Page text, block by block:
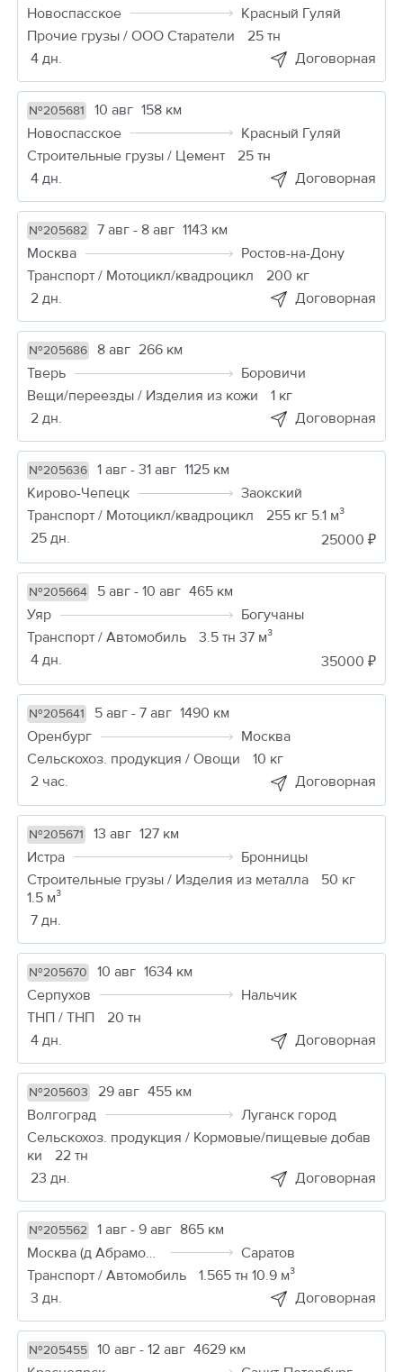
Новоспасское
Красный Гуляй
Прочие грузы / ООО Старатели
25 тн
4 дн.
Договорная
№205681 10 авг 158 км
Новоспасское
Красный Гуляй
Строительные грузы / Цемент
25 тн
4 дн.
Договорная
№205682 7 авг - 8 авг 1143 км
Москва
Ростов-на-Дону
Транспорт / Мотоцикл/квадроцикл
200 кг
2 дн.
Договорная
№205686 8 авг 266 км
Тверь
Боровичи
Вещи/переезды / Изделия из кожи
1 кг
2 дн.
Договорная
№205636 1 авг - 31 авг 1125 км
Кирово-Чепецк
Заокский
Транспорт / Мотоцикл/квадроцикл
255 кг 5.1 м³
25 дн.
25000 ₽
№205664 5 авг - 10 авг 465 км
Уяр
Богучаны
Транспорт / Автомобиль
3.5 тн 37 м³
4 дн.
35000 ₽
№205641 5 авг - 7 авг 1490 км
Оренбург
Москва
Сельскохоз. продукция / Овощи
10 кг
2 час.
Договорная
№205671 13 авг 127 км
Истра
Бронницы
Строительные грузы / Изделия из металла
50 кг
1.5 м³
7 дн.
№205670 10 авг 1634 км
Серпухов
Нальчик
ТНП / ТНП
20 тн
4 дн.
Договорная
№205603 29 авг 455 км
Волгоград
Луганск город
Сельскохоз. продукция / Кормовые/пищевые добав
ки
22 тн
23 дн.
Договорная
№205562 1 авг - 9 авг 865 км
Москва (д Абрамовка)
Саратов
Транспорт / Автомобиль
1.565 тн 10.9 м³
3 дн.
Договорная
№205455 10 авг - 12 авг 4629 км